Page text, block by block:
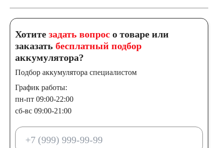
Хотите задать вопрос о товаре или
заказать бесплатный подбор
аккумулятора?
Подбор аккумулятора специалистом
График работы:
пн-пт 09:00-22:00
сб-вс 09:00-21:00